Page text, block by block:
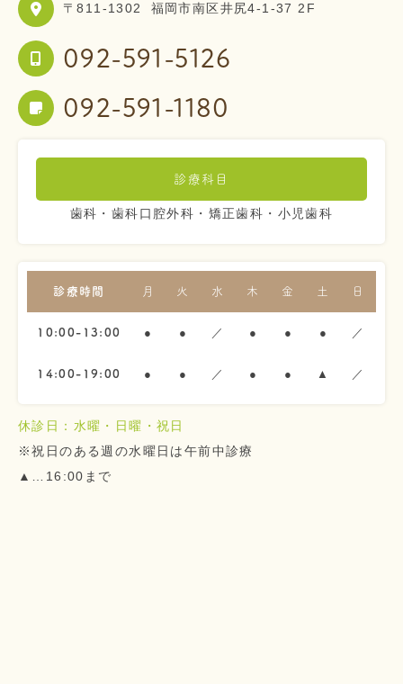
〒811-1302 福岡市南区井尻4-1-37 2F
092-591-5126
092-591-1180
診療科目
歯科・歯科口腔外科・矯正歯科・小児歯科
診療時間 月 火 水 木 金 土 日
10:00-13:00 ● ● ／ ● ● ● ／
14:00-19:00 ● ● ／ ● ● ▲ ／
休診日：水曜・日曜・祝日
※祝日のある週の水曜日は午前中診療
▲…16:00まで